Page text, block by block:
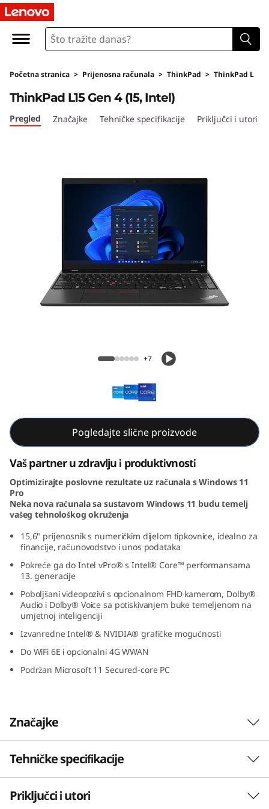
T
h
n
k
1
5
n
Početna stranica > Prijenosna računala > ThinkPad > ThinkPad L
ThinkPad L15 Gen 4 (15, Intel)
ThinkPad L15 Gen 4 (15, Intel)
Pregled Značajke Tehničke specifikacije Priključci i utori
+7
Pogledajte slične proizvode
Vaš partner u zdravlju i produktivnosti
Optimizirajte poslovne rezultate uz računala s Windows 11
Pro
Neka nova računala sa sustavom Windows 11 budu temelj
vašeg tehnološkog okruženja
15,6" prijenosnik s numeričkim dijelom tipkovnice, idealno za
financije, računovodstvo i unos podataka
Pokreće ga do Intel vPro® s Intel® Core™ performansama
13. generacije
Poboljšani videopozivi s opcionalnom FHD kamerom, Dolby®
Audio i Dolby® Voice sa potiskivanjem buke temeljenom na
umjetnoj inteligenciji
Izvanredne Intel® & NVIDIA® grafičke mogućnosti
Do WiFi 6E i opcionalni 4G WWAN
Podržan Microsoft 11 Secured-core PC
Značajke
Performanse poslovne klase
Lenovo ThinkPad L15 Gen 4 prijenosnik
nadahnjuje produktivnost. Pokretan
Tehničke specifikacije
PERFORMANSE
Priključci i utori